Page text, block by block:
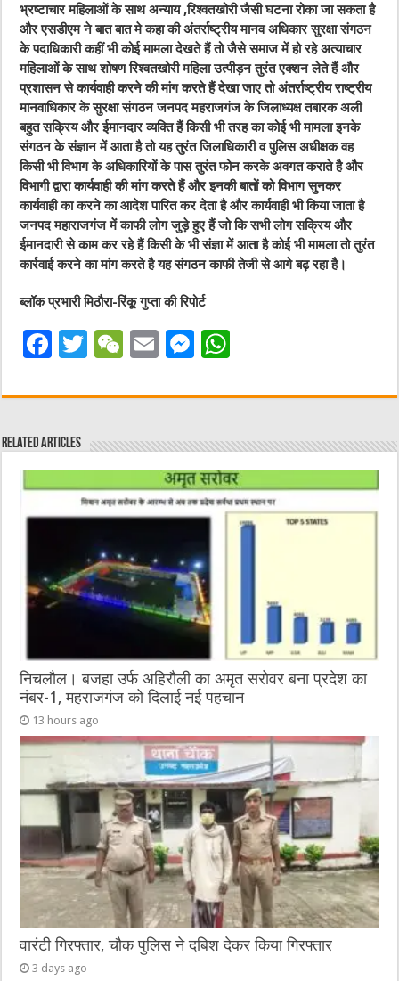
भ्रष्टाचार महिलाओं के साथ अन्याय ,रिश्वतखोरी जैसी घटना रोका जा सकता है
और एसडीएम ने बात बात मे कहा की अंतर्राष्ट्रीय मानव अधिकार सुरक्षा संगठन
के पदाधिकारी कहीं भी कोई मामला देखते हैं तो जैसे समाज में हो रहे अत्याचार
महिलाओं के साथ शोषण रिश्वतखोरी महिला उत्पीड़न तुरंत एक्शन लेते हैं और
प्रशासन से कार्यवाही करने की मांग करते हैं देखा जाए तो अंतर्राष्ट्रीय राष्ट्रीय
मानवाधिकार के सुरक्षा संगठन जनपद महराजगंज के जिलाध्यक्ष तबारक अली
बहुत सक्रिय और ईमानदार व्यक्ति हैं किसी भी तरह का कोई भी मामला इनके
संगठन के संज्ञान में आता है तो यह तुरंत जिलाधिकारी व पुलिस अधीक्षक वह
किसी भी विभाग के अधिकारियों के पास तुरंत फोन करके अवगत कराते है और
विभागी द्वारा कार्यवाही की मांग करते हैं और इनकी बातों को विभाग सुनकर
कार्यवाही का करने का आदेश पारित कर देता है और कार्यवाही भी किया जाता है
जनपद महाराजगंज में काफी लोग जुड़े हुए हैं जो कि सभी लोग सक्रिय और
ईमानदारी से काम कर रहे हैं किसी के भी संज्ञा में आता है कोई भी मामला तो तुरंत
कार्रवाई करने का मांग करते है यह संगठन काफी तेजी से आगे बढ़ रहा है।
ब्लॉक प्रभारी मिठौरा-रिंकू गुप्ता की रिपोर्ट
F
c
e
b
o
o
T
it
r
W
C
at
E
ai
M
ss
n
g
er
at
A
p
p
Related Articles
निचलौल। बजहा उर्फ अहिरौली का अमृत सरोवर बना प्रदेश का
नंबर-1, महराजगंज को दिलाई नई पहचान
13 hours ago
वारंटी गिरफ्तार, चौक पुलिस ने दबिश देकर किया गिरफ्तार
3 days ago